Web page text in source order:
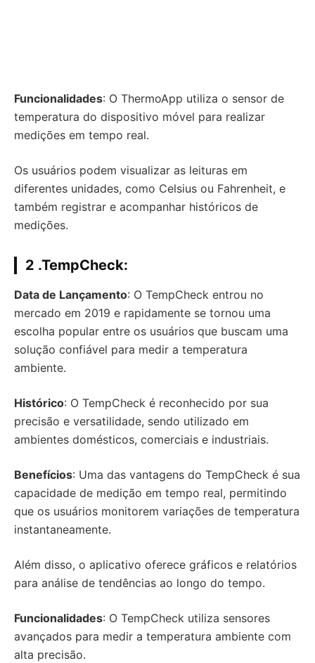
Funcionalidades: O ThermoApp utiliza o sensor de
temperatura do dispositivo móvel para realizar
medições em tempo real.
Os usuários podem visualizar as leituras em
diferentes unidades, como Celsius ou Fahrenheit, e
também registrar e acompanhar históricos de
medições.
2 .TempCheck:
Data de Lançamento: O TempCheck entrou no
mercado em 2019 e rapidamente se tornou uma
escolha popular entre os usuários que buscam uma
solução confiável para medir a temperatura
ambiente.
Histórico: O TempCheck é reconhecido por sua
precisão e versatilidade, sendo utilizado em
ambientes domésticos, comerciais e industriais.
Benefícios: Uma das vantagens do TempCheck é sua
capacidade de medição em tempo real, permitindo
que os usuários monitorem variações de temperatura
instantaneamente.
Além disso, o aplicativo oferece gráficos e relatórios
para análise de tendências ao longo do tempo.
Funcionalidades: O TempCheck utiliza sensores
avançados para medir a temperatura ambiente com
alta precisão.